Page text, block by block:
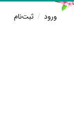
ورود / ثبت‌نام